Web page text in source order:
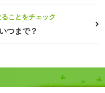
ことをチェック
つまで？